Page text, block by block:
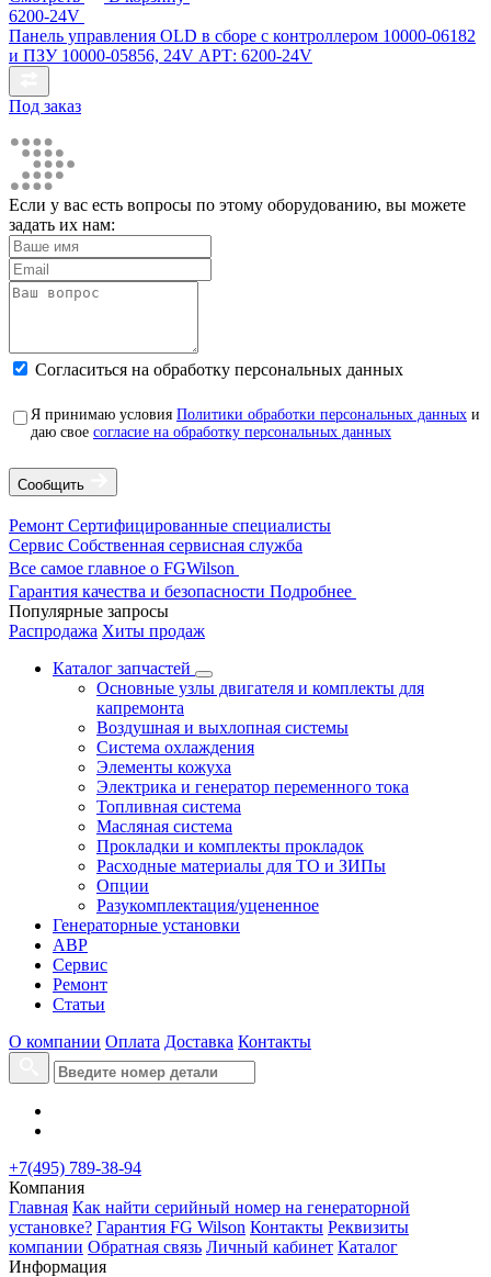
6200-24V
Панель управления OLD в сборе с контроллером 10000-06182
и ПЗУ 10000-05856, 24V АРТ: 6200-24V
Под заказ
Если у вас есть вопросы по этому оборудованию, вы можете
задать их нам:
Cогласиться на обработку персональных данных
Я принимаю условия Политики обработки персональных данных и
даю свое согласие на обработку персональных данных
Сообщить
Ремонт Сертифицированные специалисты
Сервис Собственная сервисная служба
Все самое главное о FGWilson
Гарантия качества и безопасности Подробнее
Популярные запросы
Распродажа Хиты продаж
Каталог запчастей
Основные узлы двигателя и комплекты для
капремонта
Воздушная и выхлопная системы
Система охлаждения
Элементы кожуха
Электрика и генератор переменного тока
Топливная система
Масляная система
Прокладки и комплекты прокладок
Расходные материалы для ТО и ЗИПы
Опции
Разукомплектация/уцененное
Генераторные установки
АВР
Сервис
Ремонт
Статьи
О компании Оплата Доставка Контакты
+7(495) 789-38-94
Компания
Главная Как найти серийный номер на генераторной
установке? Гарантия FG Wilson Контакты Реквизиты
компании Обратная связь Личный кабинет Каталог
Информация